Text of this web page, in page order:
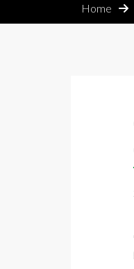
Home